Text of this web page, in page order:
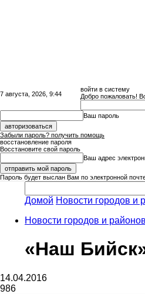
7 августа, 2026, 9:44
войти в систему
Добро пожаловать!
Ваш пароль
Забыли пароль? получить помощь
восстановление пароля
Восстановите свой пароль
Ваш адрес
Пароль будет выслан Вам по электронной
газеты
Домой Новости городов и
Новости городов и районов
«Наш
14.04.2016
986